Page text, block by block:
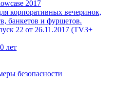
2017
корпоративных вечеринок,
банкетов и фуршетов.
22 от 26.11.2017 (TV3+
лет
безопасности